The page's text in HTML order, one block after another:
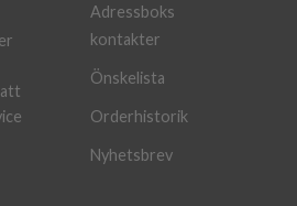
Adressboks
kontakter
Önskelista
Orderhistorik
Nyhetsbrev